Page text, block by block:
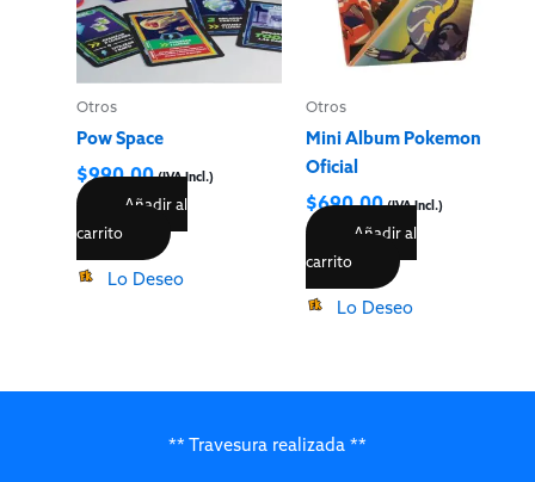
Otros
Pow Space
$990.00 (IVA Incl.)
Añadir al
carrito
Lo Deseo
Otros
Mini Album Pokemon
Oficial
$690.00 (IVA Incl.)
Añadir al
carrito
Lo Deseo
** Travesura realizada **